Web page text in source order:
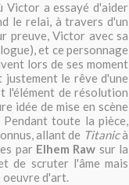
Victor a essayé d'aider
le relai, à travers d'un
preuve, Victor avec sa
et ce personnage
lors de ses moment
le rêve d'une
l'élément de résolution
idée de mise en scène
toute la pièce,
allant de Titanicà
par Elhem Raw sur la
de scruter l'âme mais
d'art.